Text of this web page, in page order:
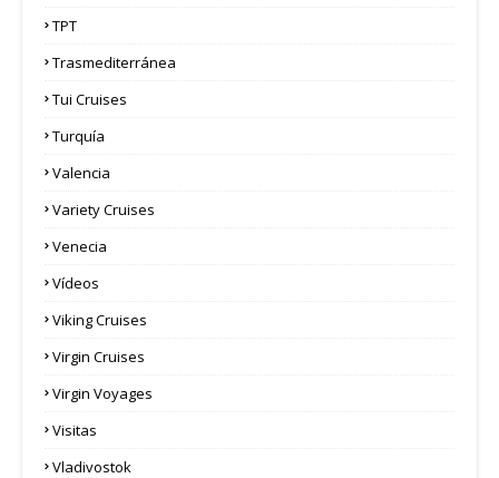
TPT
Trasmediterránea
Tui Cruises
Turquía
Valencia
Variety Cruises
Venecia
Vídeos
Viking Cruises
Virgin Cruises
Virgin Voyages
Visitas
Vladivostok